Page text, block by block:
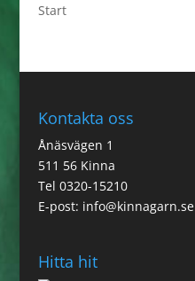
Start
Kontakta oss
Ånäsvägen 1
511 56 Kinna
Tel 0320-15210
E-post: info@kinnagarn.se
Hitta hit